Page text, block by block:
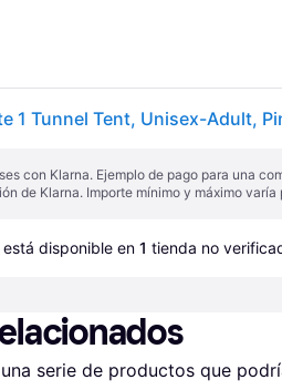
con Klarna. Ejemplo de pago para una
de Klarna. Importe mínimo y máximo
disponible en 1 tienda no
serie de productos que